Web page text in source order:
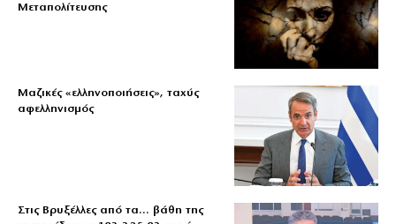
Μεταπολίτευσης
Μαζικές «ελληνοποιήσεις», ταχύς
αφελληνισμός
Στις Βρυξέλλες από τα… βάθη της